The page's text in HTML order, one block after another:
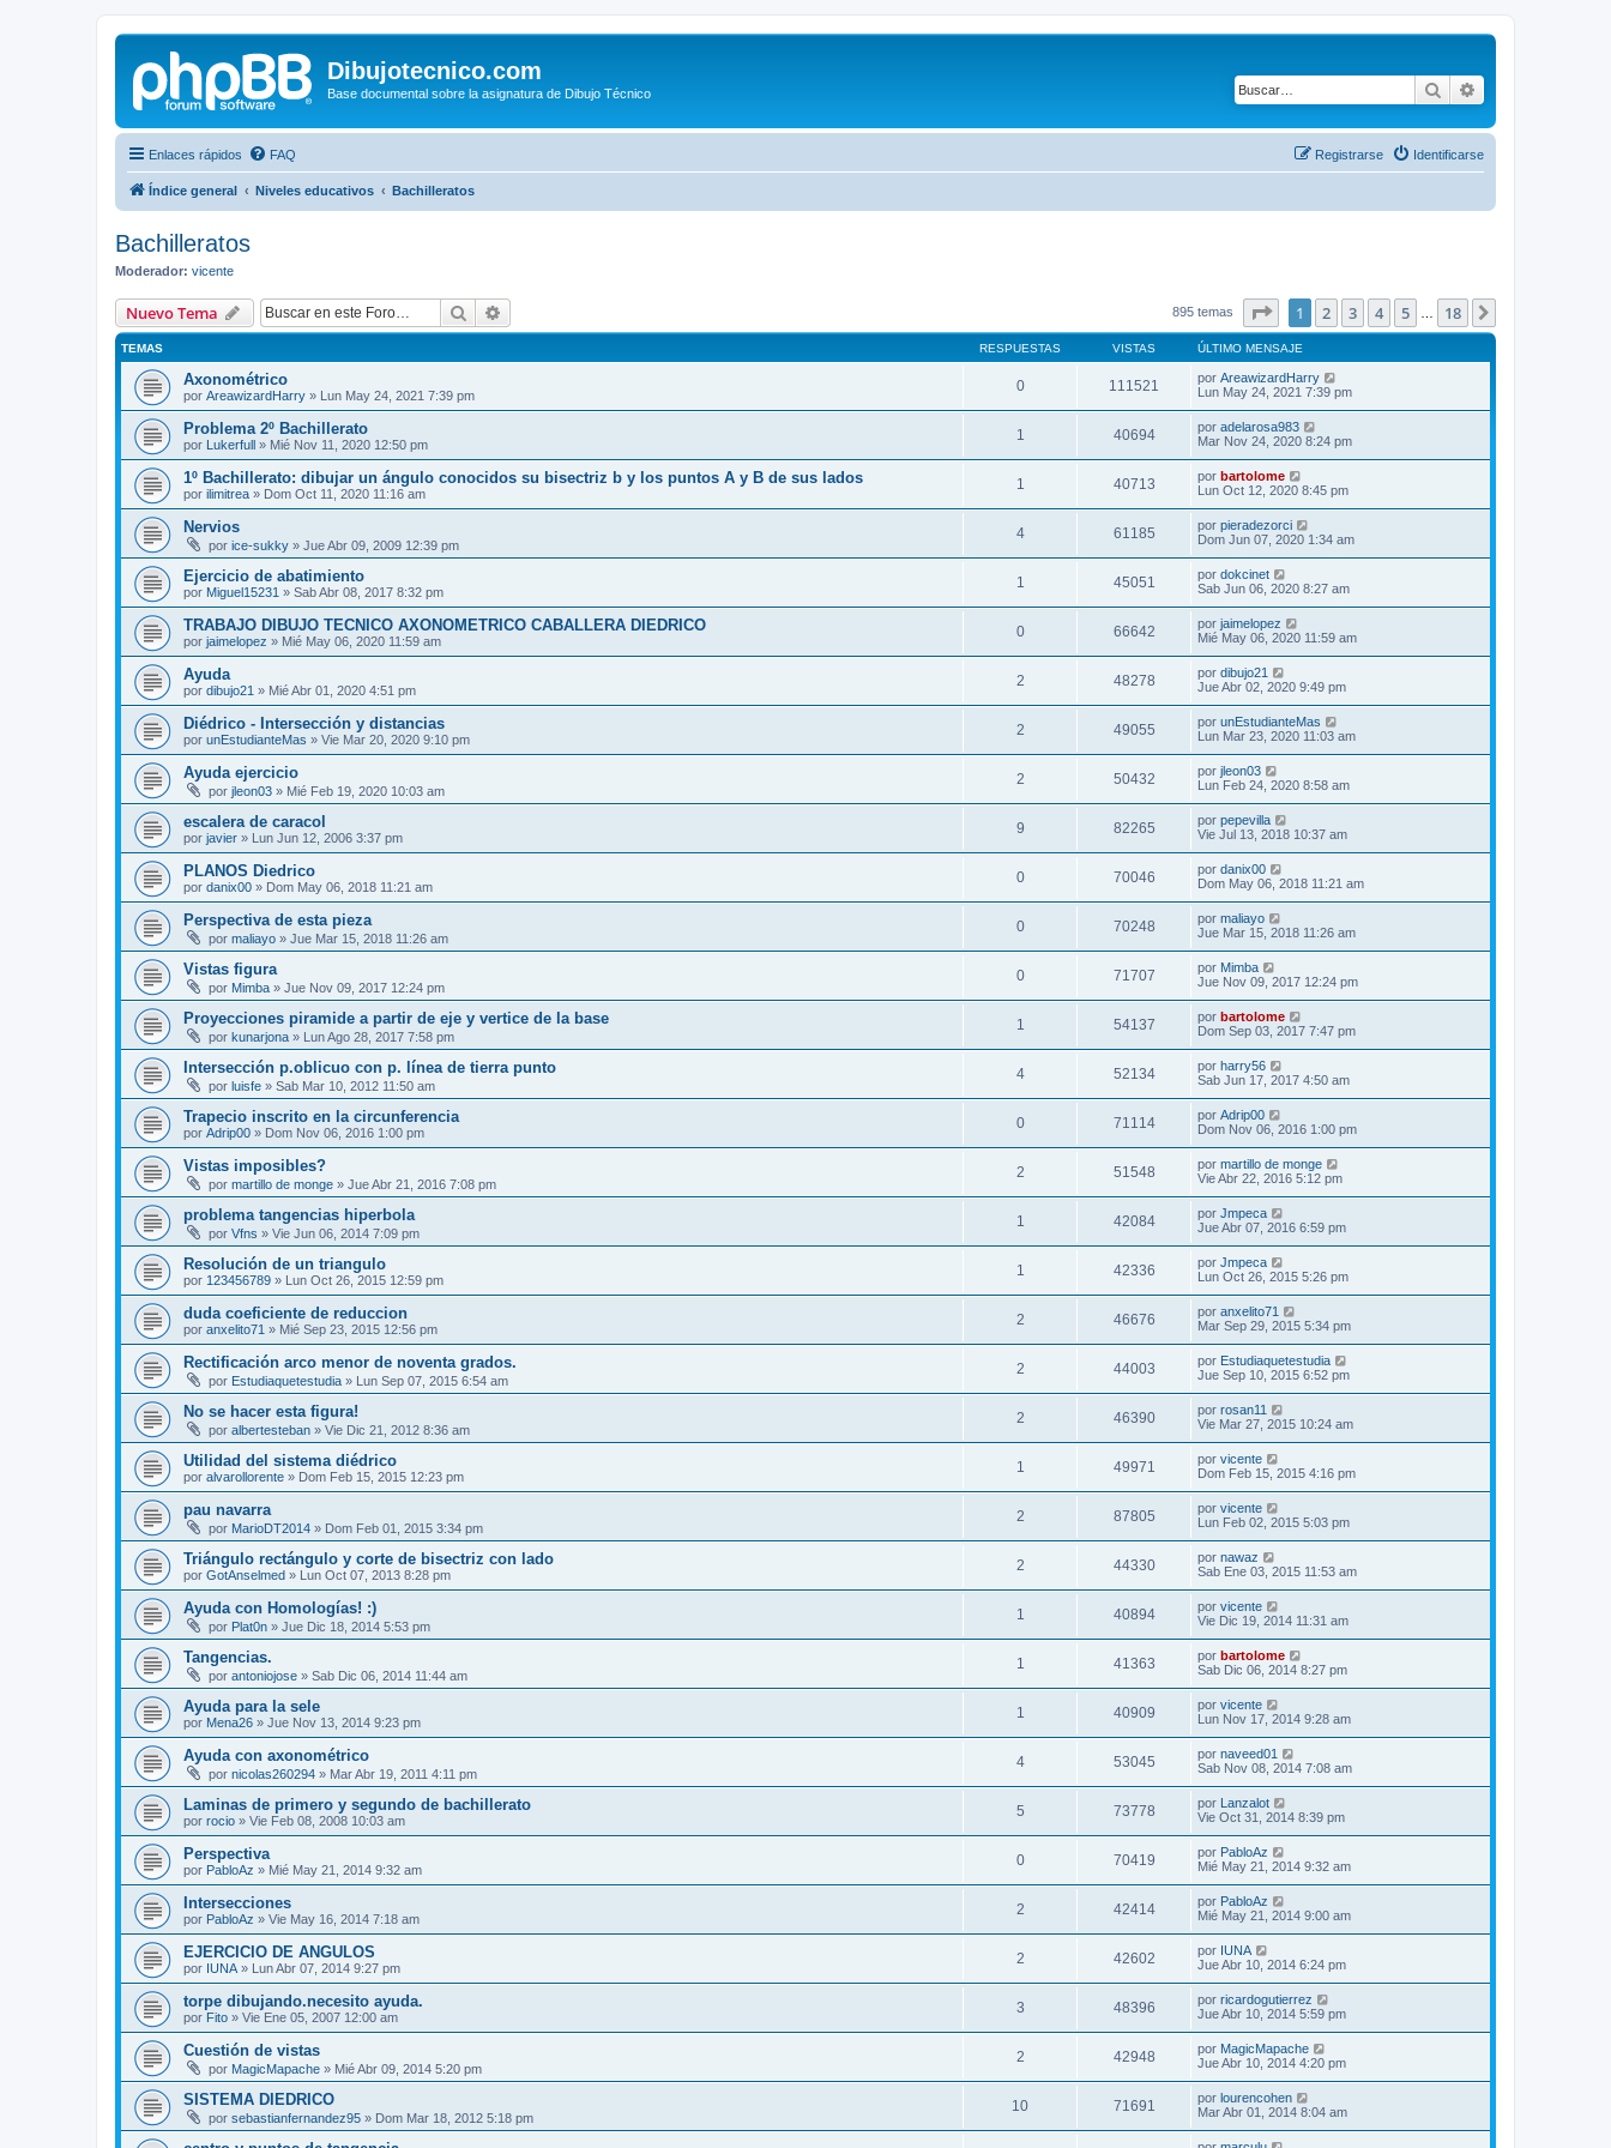
Dibujotecnico.com
Base documental sobre la asignatura de Dibujo Técnico Buscar
Enlaces rápidos FAQ Identificarse
Registrarse
Índice general Niveles educativos Bachilleratos
Bachilleratos
Moderador: vicente
Nuevo Tema Buscar 895 temas Página1 de 18
1 2 3 4 5 18
TEMAS RESPUESTAS VISTAS ÚLTIMO MENSAJE
Axonométrico
por AreawizardHarry » Lun May 24, 2021 7:39 pm
0 111521 por AreawizardHarry
Lun May 24, 2021 7:39 pm
Problema 2º Bachillerato
por Lukerfull » Mié Nov 11, 2020 12:50 pm
1 40694 por adelarosa983
Mar Nov 24, 2020 8:24 pm
1º Bachillerato: dibujar un ángulo conocidos su bisectriz b y los puntos A y B de sus lados
por ilimitrea » Dom Oct 11, 2020 11:16 am
1 40713 por bartolome
Lun Oct 12, 2020 8:45 pm
Nervios
por ice-sukky » Jue Abr 09, 2009 12:39 pm
4 61185 por pieradezorci
Dom Jun 07, 2020 1:34 am
Ejercicio de abatimiento
por Miguel15231 » Sab Abr 08, 2017 8:32 pm
1 45051 por dokcinet
Sab Jun 06, 2020 8:27 am
TRABAJO DIBUJO TECNICO AXONOMETRICO CABALLERA DIEDRICO
por jaimelopez » Mié May 06, 2020 11:59 am
0 66642 por jaimelopez
Mié May 06, 2020 11:59 am
Ayuda
por dibujo21 » Mié Abr 01, 2020 4:51 pm
2 48278 por dibujo21
Jue Abr 02, 2020 9:49 pm
Diédrico - Intersección y distancias
por unEstudianteMas » Vie Mar 20, 2020 9:10 pm
2 49055 por unEstudianteMas
Lun Mar 23, 2020 11:03 am
Ayuda ejercicio
por jleon03 » Mié Feb 19, 2020 10:03 am
2 50432 por jleon03
Lun Feb 24, 2020 8:58 am
escalera de caracol
por javier » Lun Jun 12, 2006 3:37 pm
9 82265 por pepevilla
Vie Jul 13, 2018 10:37 am
PLANOS Diedrico
por danix00 » Dom May 06, 2018 11:21 am
0 70046 por danix00
Dom May 06, 2018 11:21 am
Perspectiva de esta pieza
por maliayo » Jue Mar 15, 2018 11:26 am
0 70248 por maliayo
Jue Mar 15, 2018 11:26 am
Vistas figura
por Mimba » Jue Nov 09, 2017 12:24 pm
0 71707 por Mimba
Jue Nov 09, 2017 12:24 pm
Proyecciones piramide a partir de eje y vertice de la base
por kunarjona » Lun Ago 28, 2017 7:58 pm
1 54137 por bartolome
Dom Sep 03, 2017 7:47 pm
Intersección p.oblicuo con p. línea de tierra punto
por luisfe » Sab Mar 10, 2012 11:50 am
4 52134 por harry56
Sab Jun 17, 2017 4:50 am
Trapecio inscrito en la circunferencia
por Adrip00 » Dom Nov 06, 2016 1:00 pm
0 71114 por Adrip00
Dom Nov 06, 2016 1:00 pm
Vistas imposibles?
por martillo de monge » Jue Abr 21, 2016 7:08 pm
2 51548 por martillo de monge
Vie Abr 22, 2016 5:12 pm
problema tangencias hiperbola
por Vfns » Vie Jun 06, 2014 7:09 pm
1 42084 por Jmpeca
Jue Abr 07, 2016 6:59 pm
Resolución de un triangulo
por 123456789 » Lun Oct 26, 2015 12:59 pm
1 42336 por Jmpeca
Lun Oct 26, 2015 5:26 pm
duda coeficiente de reduccion
por anxelito71 » Mié Sep 23, 2015 12:56 pm
2 46676 por anxelito71
Mar Sep 29, 2015 5:34 pm
Rectificación arco menor de noventa grados.
por Estudiaquetestudia » Lun Sep 07, 2015 6:54 am
2 44003 por Estudiaquetestudia
Jue Sep 10, 2015 6:52 pm
No se hacer esta figura!
por albertesteban » Vie Dic 21, 2012 8:36 am
2 46390 por rosan11
Vie Mar 27, 2015 10:24 am
Utilidad del sistema diédrico
por alvarollorente » Dom Feb 15, 2015 12:23 pm
1 49971 por vicente
Dom Feb 15, 2015 4:16 pm
pau navarra
por MarioDT2014 » Dom Feb 01, 2015 3:34 pm
2 87805 por vicente
Lun Feb 02, 2015 5:03 pm
Triángulo rectángulo y corte de bisectriz con lado
por GotAnselmed » Lun Oct 07, 2013 8:28 pm
2 44330 por nawaz
Sab Ene 03, 2015 11:53 am
Ayuda con Homologías! :)
por Plat0n » Jue Dic 18, 2014 5:53 pm
1 40894 por vicente
Vie Dic 19, 2014 11:31 am
Tangencias.
por antoniojose » Sab Dic 06, 2014 11:44 am
1 41363 por bartolome
Sab Dic 06, 2014 8:27 pm
Ayuda para la sele
por Mena26 » Jue Nov 13, 2014 9:23 pm
1 40909 por vicente
Lun Nov 17, 2014 9:28 am
Ayuda con axonométrico
por nicolas260294 » Mar Abr 19, 2011 4:11 pm
4 53045 por naveed01
Sab Nov 08, 2014 7:08 am
Laminas de primero y segundo de bachillerato
por rocio » Vie Feb 08, 2008 10:03 am
5 73778 por Lanzalot
Vie Oct 31, 2014 8:39 pm
Perspectiva
por PabloAz » Mié May 21, 2014 9:32 am
0 70419 por PabloAz
Mié May 21, 2014 9:32 am
Intersecciones
por PabloAz » Vie May 16, 2014 7:18 am
2 42414 por PabloAz
Mié May 21, 2014 9:00 am
EJERCICIO DE ANGULOS
por IUNA » Lun Abr 07, 2014 9:27 pm
2 42602 por IUNA
Jue Abr 10, 2014 6:24 pm
torpe dibujando.necesito ayuda.
por Fito » Vie Ene 05, 2007 12:00 am
3 48396 por ricardogutierrez
Jue Abr 10, 2014 5:59 pm
Cuestión de vistas
por MagicMapache » Mié Abr 09, 2014 5:20 pm
2 42948 por MagicMapache
Jue Abr 10, 2014 4:20 pm
SISTEMA DIEDRICO
por sebastianfernandez95 » Dom Mar 18, 2012 5:18 pm
10 71691 por lourencohen
Mar Abr 01, 2014 8:04 am